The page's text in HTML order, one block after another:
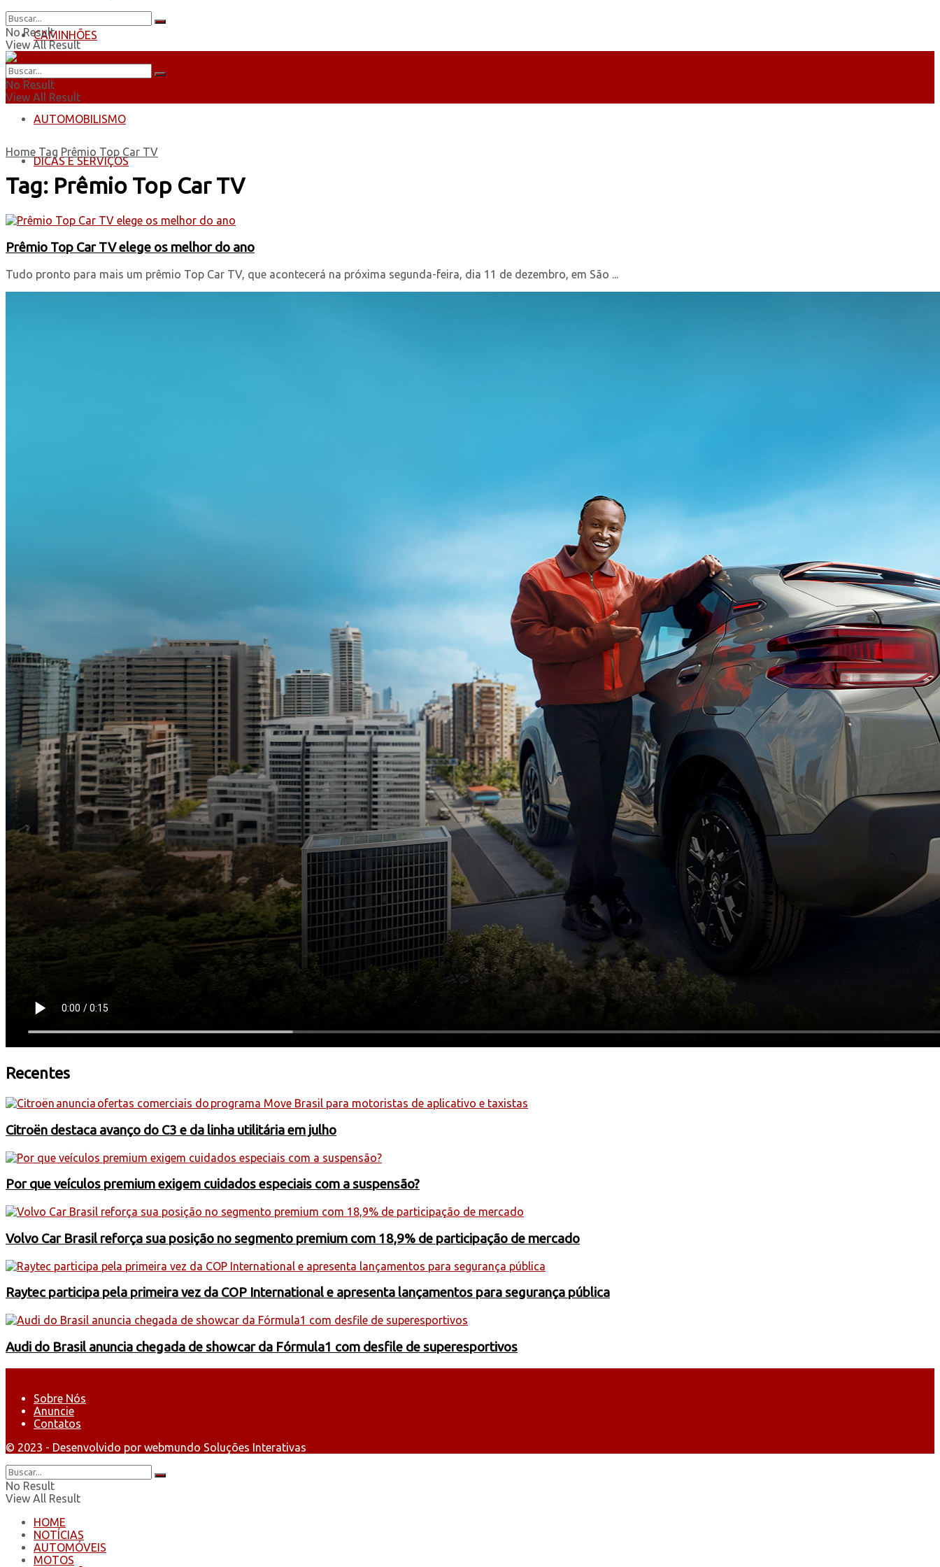
CAMINHÕES
ÔNIBUS
AUTOMOBILISMO
DICAS E SERVIÇOS
No Result
View All Result
No Result
View All Result
Home Tag Prêmio Top Car TV
Tag: Prêmio Top Car TV
Prêmio Top Car TV elege os melhor do ano
Tudo pronto para mais um prêmio Top Car TV, que acontecerá na próxima segunda-feira, dia 11 de dezembro, em São ...
Recentes
Citroën destaca avanço do C3 e da linha utilitária em julho
Por que veículos premium exigem cuidados especiais com a suspensão?
Volvo Car Brasil reforça sua posição no segmento premium com 18,9% de participação de mercado
Raytec participa pela primeira vez da COP International e apresenta lançamentos para segurança pública
Audi do Brasil anuncia chegada de showcar da Fórmula1 com desfile de superesportivos
Sobre Nós
Anuncie
Contatos
© 2023 - Desenvolvido por webmundo Soluções Interativas
No Result
View All Result
HOME
NOTÍCIAS
AUTOMÓVEIS
MOTOS